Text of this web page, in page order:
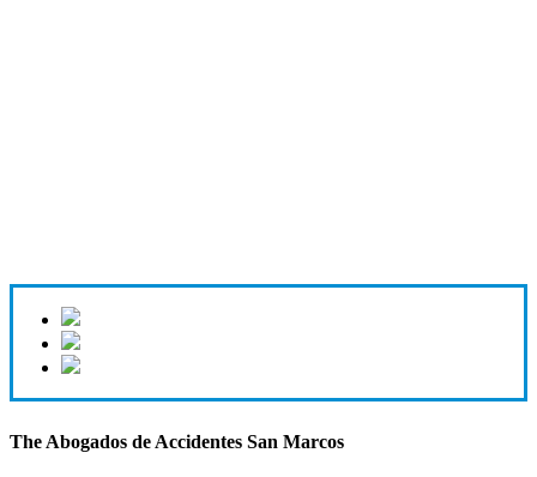
The Abogados de Accidentes San Marcos